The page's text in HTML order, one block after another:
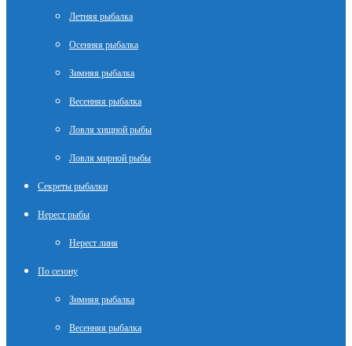
Летняя рыбалка
Осенняя рыбалка
Зимняя рыбалка
Весенняя рыбалка
Ловля хищной рыбы
Ловля мирной рыбы
Секреты рыбалки
Нерест рыбы
Нерест линя
По сезону
Зимняя рыбалка
Весенняя рыбалка